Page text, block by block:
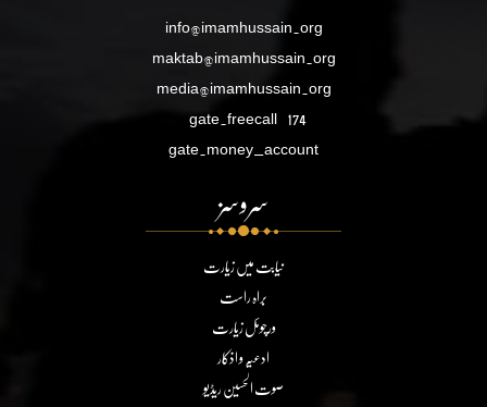
info@imamhussain.org
maktab@imamhussain.org
media@imamhussain.org
gate.freecall 174
gate.money_account
سروسز
نیابت میں زیارت
براہ راست
ورچوئل زیارت
ادعیہ و اذکار
صوت الحسین ریڈیو